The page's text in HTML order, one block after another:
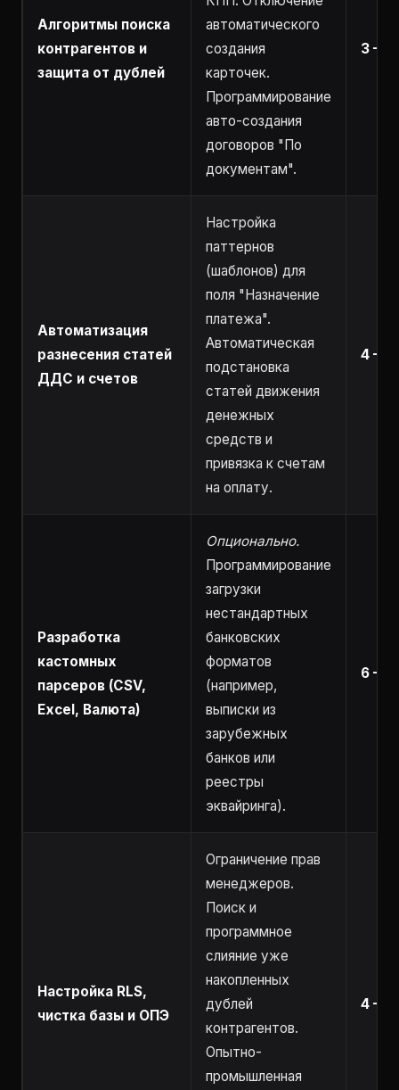
Алгоритмы поиска
контрагентов и
защита от дублей
автоматического
создания
карточек.
Программирование
авто-создания
договоров "По
документам".
3 – 6
Автоматизация
разнесения статей
ДДС и счетов
Настройка
паттернов
(шаблонов) для
поля "Назначение
платежа".
Автоматическая
подстановка
статей движения
денежных
средств и
привязка к счетам
на оплату.
4 – 8
Разработка
кастомных
парсеров (CSV,
Excel, Валюта)
Опционально.
Программирование
загрузки
нестандартных
банковских
форматов
(например,
выписки из
зарубежных
банков или
реестры
эквайринга).
6 –
Настройка RLS,
чистка базы и ОПЭ
Ограничение прав
менеджеров.
Поиск и
программное
слияние уже
накопленных
дублей
контрагентов.
Опытно-
промышленная
4 – 8